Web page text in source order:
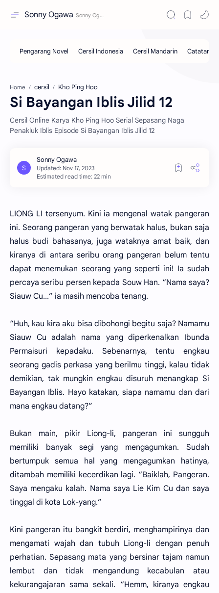
Sonny Ogawa
Home cersil Kho Ping Hoo
Si Bayangan Iblis Jilid 12
Cersil Online Karya Kho Ping Hoo Serial Sepasang Naga
Penakluk Iblis Episode Si Bayangan Iblis Jilid 12
Estimated read time: 22 min
LIONG LI tersenyum. Kini ia mengenal watak pangeran
ini. Seorang pangeran yang berwatak halus, bukan saja
halus budi bahasanya, juga wataknya amat baik, dan
kiranya di antara seribu orang pangeran belum tentu
dapat menemukan seorang yang seperti ini! Ia sudah
percaya seribu persen kepada Souw Han. “Nama saya?
Siauw Cu...” ia masih mencoba tenang.
“Huh, kau kira aku bisa dibohongi begitu saja? Namamu
Siauw Cu adalah nama yang diperkenalkan Ibunda
Permaisuri kepadaku. Sebenarnya, tentu engkau
seorang gadis perkasa yang berilmu tinggi, kalau tidak
demikian, tak mungkin engkau disuruh menangkap Si
Bayangan Iblis. Hayo katakan, siapa namamu dan dari
mana engkau datang?”
Bukan main, pikir Liong-li, pangeran ini sungguh
memiliki banyak segi yang mengagumkan. Sudah
bertumpuk semua hal yang mengagumkan hatinya,
ditambah memiliki kecerdikan lagi. “Baiklah, Pangeran.
Saya mengaku kalah. Nama saya Lie Kim Cu dan saya
tinggal di kota Lok-yang.”
Kini pangeran itu bangkit berdiri, menghampirinya dan
mengamati wajah dan tubuh Liong-li dengan penuh
perhatian. Sepasang mata yang bersinar tajam namun
lembut dan tidak mengandung kecabulan atau
kekurangajaran sama sekali. “Hemm, kiranya engkau